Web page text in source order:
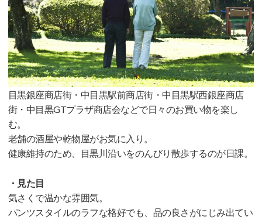
目黒銀座商店街・中目黒駅前商店街・中目黒駅西銀座商店
街・中目黒GTプラザ商店会などで日々のお買い物を楽し
む。
老舗の酒屋や乾物屋がお気に入り。
健康維持のため、目黒川沿いをのんびり散歩するのが日課。
・見た目
気さくで温かな雰囲気。
パンツスタイルのラフな格好でも、品の良さがにじみ出てい